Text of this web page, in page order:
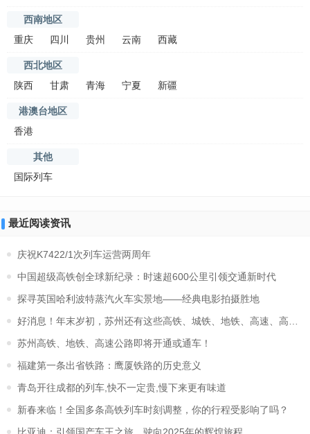
西南地区
重庆
四川 贵州 云南 西藏
西北地区
陕西
甘肃 青海 宁夏 新疆
港澳台地区
香港
其他
国际列车
最近阅读资讯
庆祝K7422/1次列车运营两周年
中国超级高铁创全球新纪录：时速超600公里引领交通新时代
探寻英国哈利波特蒸汽火车实景地——经典电影拍摄胜地
好消息！年末岁初，苏州还有这些高铁、城铁、地铁、高速、高架
苏州高铁、地铁、高速公路即将开通或通车！
福建第一条出省铁路：鹰厦铁路的历史意义
青岛开往成都的列车,快不一定贵,慢下来更有味道
新春来临！全国多条高铁列车时刻调整，你的行程受影响了吗？